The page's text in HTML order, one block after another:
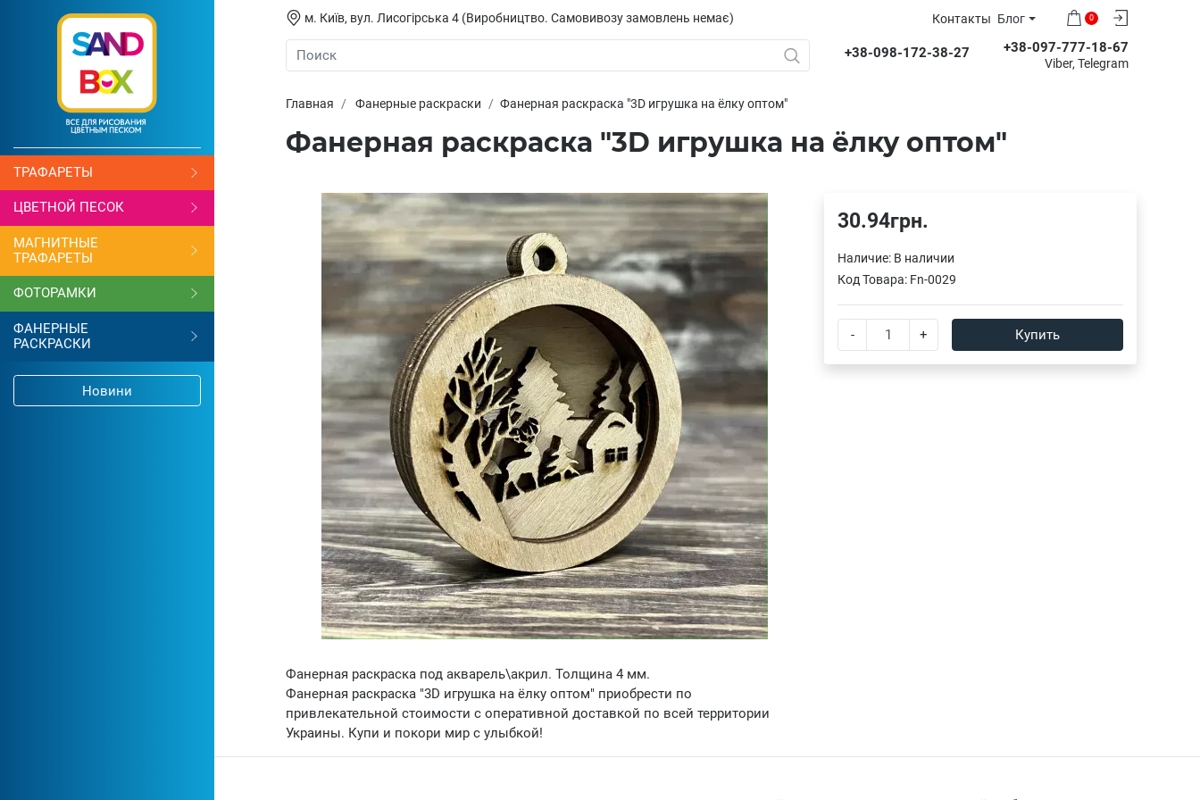
ТРАФАРЕТЫ
ЦВЕТНОЙ ПЕСОК
МАГНИТНЫЕ
ТРАФАРЕТЫ
ФОТОРАМКИ
ФАНЕРНЫЕ
РАСКРАСКИ
Новини
Контакты Блог
м. Київ, вул. Лисогірська 4 (Виробництво. Самовивозу замовлень немає)
+38-098-172-38-27
0
+38-097-777-18-67
Viber, Telegram
Главная Фанерные раскраски Фанерная раскраска "3D игрушка на ёлку оптом"
Фанерная раскраска "3D игрушка на ёлку оптом"
Фанерная раскраска под акварель\акрил. Толщина 4 мм.
Фанерная раскраска "3D игрушка на ёлку оптом" приобрести по
привлекательной стоимости с оперативной доставкой по всей территории
Украины. Купи и покори мир с улыбкой!
30.94грн.
Наличие: В наличии
Код Товара: Fn-0029
- + Купить